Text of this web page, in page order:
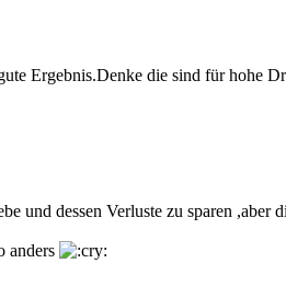
Ergebnis.Denke die sind für hohe
und dessen Verluste zu sparen ,aber
anders